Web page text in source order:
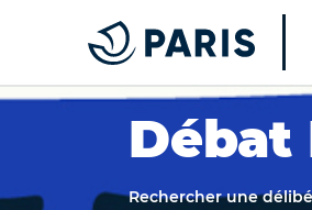
Top of the
Débat
Rechercher une